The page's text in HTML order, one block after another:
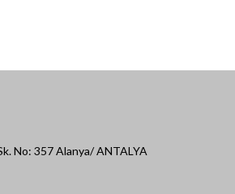
No: 357 Alanya/ ANTALYA